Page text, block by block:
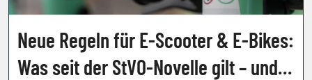
Neue Regeln für E-Scooter & E-Bikes:
Was seit der StVO-Novelle gilt – und